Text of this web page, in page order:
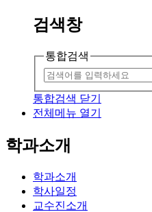
검색창
통합검색
통합검색 닫기
전체메뉴 열기
학과소개
학과소개
학사일정
교수진소개